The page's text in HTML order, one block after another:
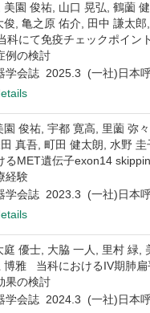
美園 俊祐, 山口 晃弘, 鶴薗
俊, 亀之原 佑介, 田中 謙太
科にて免疫チェックポイン
例の検討
学会誌 2025.3 (一社)日本
園 俊祐, 宇都 寛高, 里薗 弥
真吾, 町田 健太朗, 水野
るMET遺伝子exon14
経験
学会誌 2023.3 (一社)日本
庭 優士, 大脇 一人, 里村 緑,
博雅 当科におけるIV期肺扁
果の検討
学会誌 2024.3 (一社)日本